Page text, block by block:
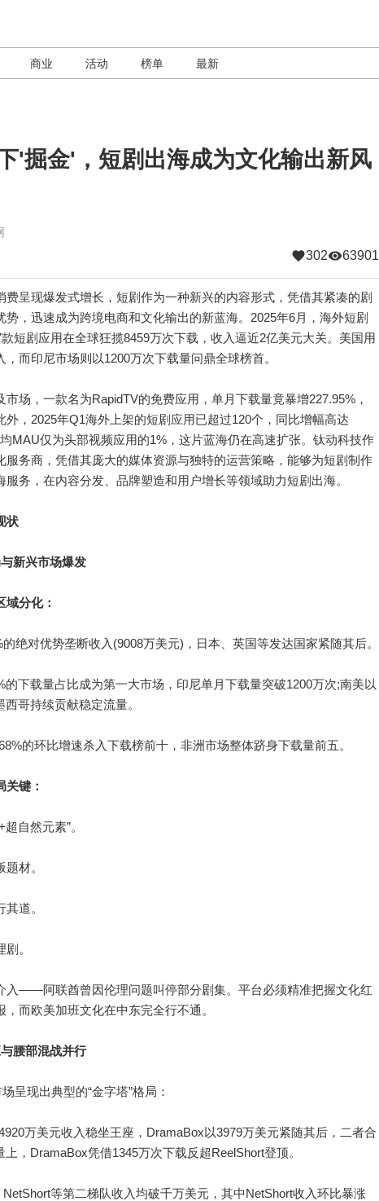
商业 活动 榜单 最新
'掘金'，短剧出海成为文化输出新风
302 63901
现爆发式增长，短剧作为一种新兴的内容形式，凭借其紧凑的剧
，迅速成为跨境电商和文化输出的新蓝海。2025年6月，海外短剧
短剧应用在全球狂揽8459万次下载，收入逼近2亿美元大关。美国用
而印尼市场则以1200万次下载量问鼎全球榜首。
，一款名为RapidTV的免费应用，单月下载量竟暴增227.95%，
外，2025年Q1海外上架的短剧应用已超过120个，同比增幅高达
MAU仅为头部视频应用的1%，这片蓝海仍在高速扩张。钛动科技作
服务商，凭借其庞大的媒体资源与独特的运营策略，能够为短剧制作
务，在内容分发、品牌塑造和用户增长等领域助力短剧出海。
状
新兴市场爆发
分化：
对优势垄断收入(9008万美元)，日本、英国等发达国家紧随其后。
载量占比成为第一大市场，印尼单月下载量突破1200万次;南美以
哥持续贡献稳定流量。
的环比增速杀入下载榜前十，非洲市场整体跻身下载量前五。
关键：
自然元素”。
材。
道。
。
——阿联酋曾因伦理问题叫停部分剧集。平台必须精准把握文化红
而欧美加班文化在中东完全行不通。
腰部混战并行
现出典型的“金字塔”格局：
万美元收入稳坐王座，DramaBox以3979万美元紧随其后，二者合
，DramaBox凭借1345万次下载反超ReelShort登顶。
等第二梯队收入均破千万美元，其中NetShort收入环比暴涨